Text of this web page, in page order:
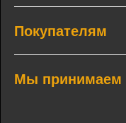
Покупателям
Мы принимаем